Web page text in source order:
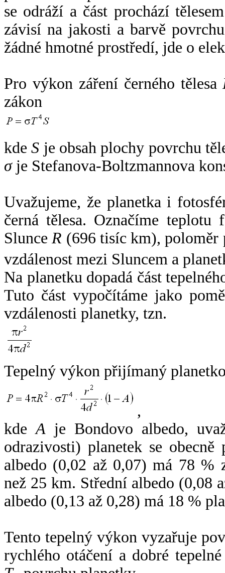
se odráží a část prochází
závisí na jakosti a barvě
žádné hmotné prostředí, jde o
Pro výkon záření černého tělesa
zákon
kdeS je obsah plochy povrchu
σje Stefanova-Boltzmannova
Uvažujeme, že planetka i
černá tělesa. Označíme
SlunceR (696 tisíc km),
vzdálenost mezi Sluncem a
Na planetku dopadá část
Tuto část vypočítáme jako
vzdálenosti planetky, tzn.
Tepelný výkon přijímaný
,
kdeA je Bondovo albedo,
odrazivosti) planetek se
albedo (0,02 až 0,07) má 78 %
než 25 km. Střední albedo (0,08
albedo (0,13 až 0,28) má 18 %
Tento tepelný výkon vyzařuje
rychlého otáčení a dobré